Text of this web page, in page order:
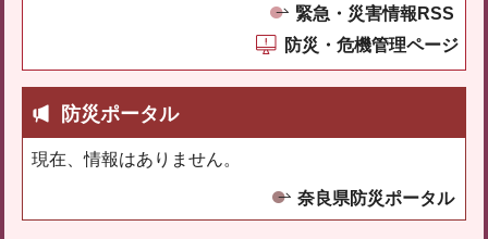
緊急・災害情報RSS
防災・危機管理ページ
防災ポータル
現在、情報はありません。
奈良県防災ポータル